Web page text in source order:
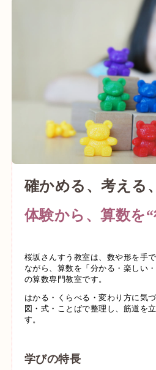
確かめる、考える
体験から、算数を“
桜坂さんすう教室は、数や形を手
ながら、算数を「分かる・楽しい
の算数専門教室です。
はかる・くらべる・変わり方に気
図・式・ことばで整理し、筋道を
す。
学びの特長